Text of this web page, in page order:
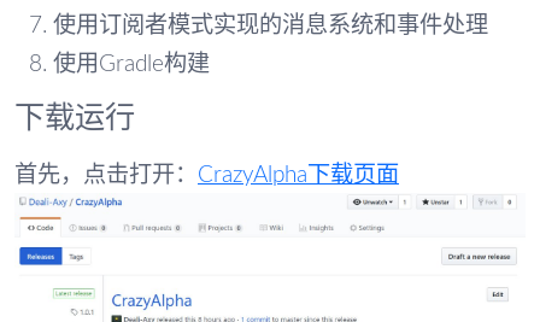
使用订阅者模式实现的消息系统和事件处理
使用Gradle构建
下载运行
首先，点击打开： CrazyAlpha下载页面